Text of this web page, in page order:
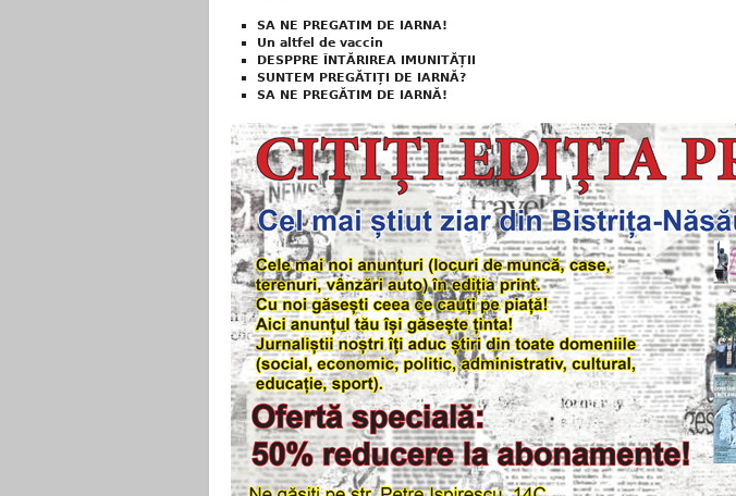
SA NE PREGATIM DE IARNA!
Un altfel de vaccin
DESPPRE ÎNTĂRIREA IMUNITĂȚII
SUNTEM PREGĂTIȚI DE IARNĂ?
SA NE PREGĂTIM DE IARNĂ!